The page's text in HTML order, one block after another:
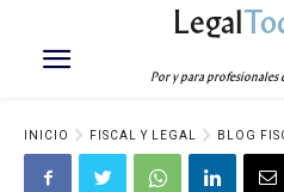
Legal
Por y para profesionales
INICIO FISCAL Y LEGAL BLOG